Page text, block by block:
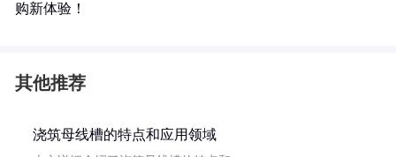
购新体验！
其他推荐
浇筑母线槽的特点和应用领域